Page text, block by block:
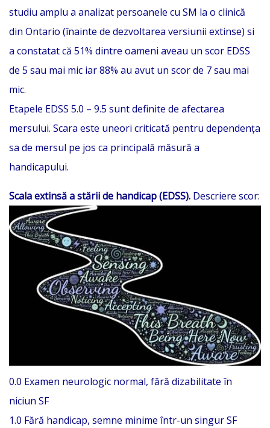
studiu amplu a analizat persoanele cu SM la o clinică
din Ontario (înainte de dezvoltarea versiunii extinse) si
a constatat că 51% dintre oameni aveau un scor EDSS
de 5 sau mai mic iar 88% au avut un scor de 7 sau mai
mic.
Etapele EDSS 5.0 – 9.5 sunt definite de afectarea
mersului. Scara este uneori criticată pentru dependența
sa de mersul pe jos ca principală măsură a
handicapului.
Scala extinsă a stării de handicap (EDSS). Descriere scor:
0.0 Examen neurologic normal, fără dizabilitate în
niciun SF
1.0 Fără handicap, semne minime într-un singur SF